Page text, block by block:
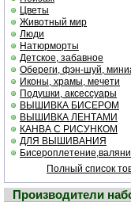
Цветы
Животный мир
Люди
Натюрморты
Детское, забавное
Обереги, фэн-шуй,
Иконы, храмы, мечети
Подушки, аксессуары
ВЫШИВКА БИСЕРОМ
ВЫШИВКА ЛЕНТАМИ
КАНВА С РИСУНКОМ
ДЛЯ ВЫШИВАНИЯ
Полный список
Производители